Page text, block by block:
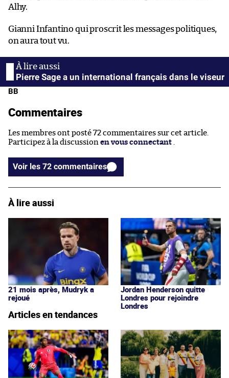
Alhy.
Gianni Infantino qui proscrit les messages politiques,
on aura tout vu.
Pierre Sage a un international français dans le viseur
BB
Commentaires
Les membres ont posté 72 commentaires sur cet article.
Participez à la discussion en vous connectant
Voir les 72 commentaires
À lire aussi
21 mois après, Mudryk a
rejoué
Jordan Henderson quitte
Londres pour rejoindre
Londres
Articles en tendances